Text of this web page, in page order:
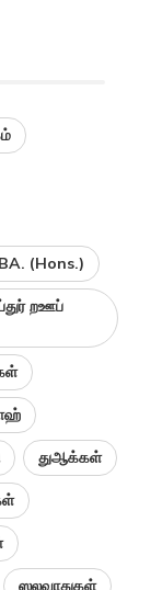
(Hons.)
றஊப்
துஆக்கள்
ஸலவாதுகள்